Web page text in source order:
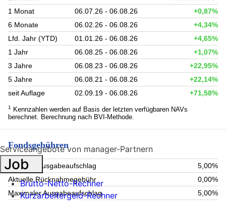
1 Monat 06.07.26 - 06.08.26
+0,87%
6 Monate
06.02.26 - 06.08.26
+4,34%
Lfd. Jahr (YTD)
01.01.26 - 06.08.26
+4,65%
1 Jahr
06.08.25 - 06.08.26
+1,07%
3 Jahre
06.08.23 - 06.08.26
+22,95%
5 Jahre
06.08.21 - 06.08.26
+22,14%
seit Auflage
02.09.19 - 06.08.26 +71,58%
1
Kennzahlen werden auf Basis der letzten verfügbaren NAVs
berechnet. Berechnung nach BVI-Methode.
Fondsgebühren
Aktueller Ausgabeaufschlag
5,00%
Aktuelle Rücknahmegebühr
0,00%
Maximaler Ausgabeaufschlag
5,00%
Serviceangebote von manager-Partnern
Job
Brutto-Netto-Rechner
Kurzarbeitergeld-Rechner